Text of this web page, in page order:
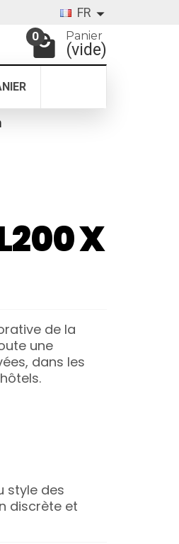
FR
0 Panier
(vide)
X
de la
une
dans les
style des
discrète et